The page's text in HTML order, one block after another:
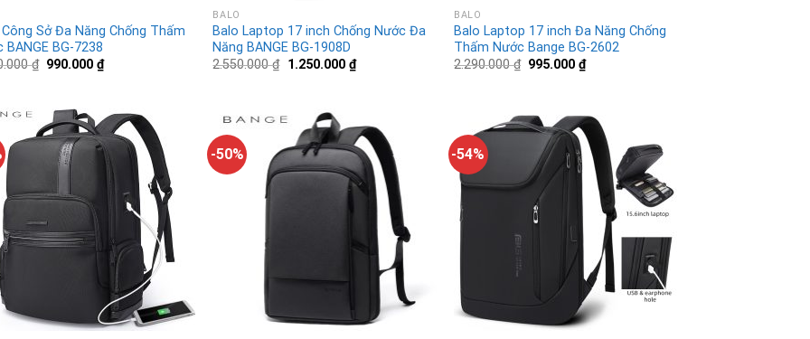
Công Sở Đa Năng Chống Thấm
BANGE BG-7238
₫ 990.000₫
BALO
Balo Laptop 17 inch Chống Nước Đa
Năng BANGE BG-1908D
2.550.000₫ 1.250.000 ₫
BALO
Balo Laptop 17 inch Đa Năng Chống
Thấm Nước Bange BG-2602
2.290.000₫ 995.000₫
-50% -54%